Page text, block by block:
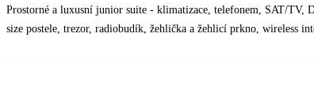
Prostorné a luxusní junior suite - klimatizace, telefonem, SAT/TV,
size postele, trezor, radiobudík, žehlička a žehlicí prkno, wireless